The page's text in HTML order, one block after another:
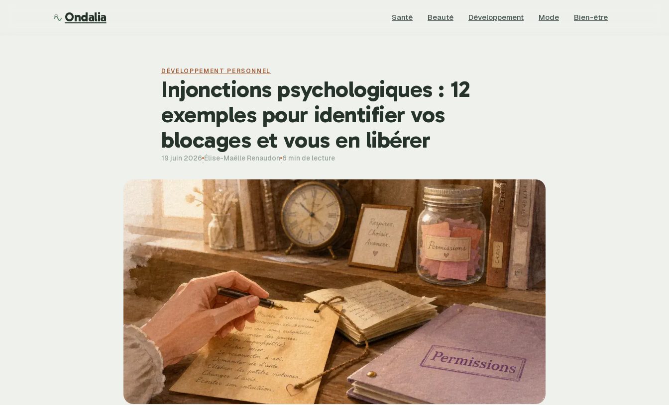
Ondalia Santé Beauté Développement Mode Bien-être
DÉVELOPPEMENT PERSONNEL
Injonctions psychologiques : 12
exemples pour identifier vos
blocages et vous en libérer
19 juin 2026·Élise-Maëlle Renaudon·6 min de lecture